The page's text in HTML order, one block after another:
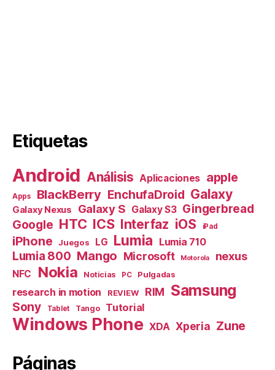
Etiquetas
Android Análisis Aplicaciones apple
Apps BlackBerry EnchufaDroid Galaxy
Galaxy Nexus Galaxy S Galaxy S3 Gingerbread
Google HTC ICS Interfaz iOS iPad
iPhone Juegos LG Lumia Lumia 710
Lumia 800 Mango Microsoft Motorola nexus
NFC Nokia Noticias PC Pulgadas
research in motion REVIEW RIM Samsung
Sony Tablet Tango Tutorial
Windows Phone XDA Xperia Zune
Páginas